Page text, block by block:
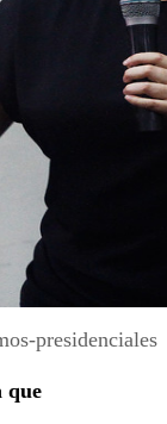
presidenciales
que